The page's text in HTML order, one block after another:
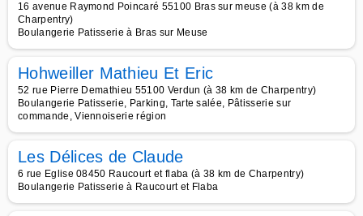
16 avenue Raymond Poincaré 55100 Bras sur meuse (à 38 km de
Charpentry)
Boulangerie Patisserie à Bras sur Meuse
Hohweiller Mathieu Et Eric
52 rue Pierre Demathieu 55100 Verdun (à 38 km de Charpentry)
Boulangerie Patisserie, Parking, Tarte salée, Pâtisserie sur
commande, Viennoiserie région
Les Délices de Claude
6 rue Eglise 08450 Raucourt et flaba (à 38 km de Charpentry)
Boulangerie Patisserie à Raucourt et Flaba